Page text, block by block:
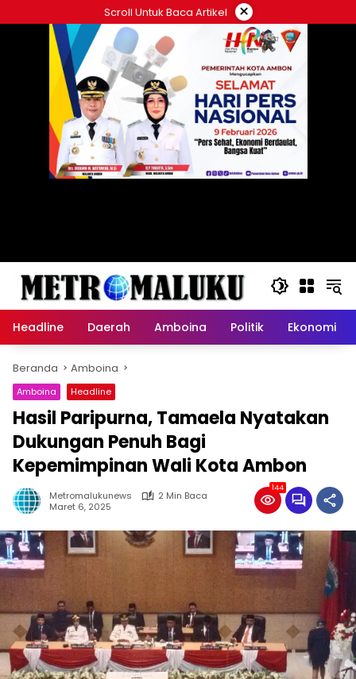
ke
Scroll Untuk Baca Artikel ×
Headline Daerah Amboina Politik Ekonomi
Beranda Amboina
Amboina Headline
Hasil Paripurna, Tamaela Nyatakan
Dukungan Penuh Bagi
Kepemimpinan Wali Kota Ambon
Metromalukunews
2 Min Baca
Maret 6, 2025
144